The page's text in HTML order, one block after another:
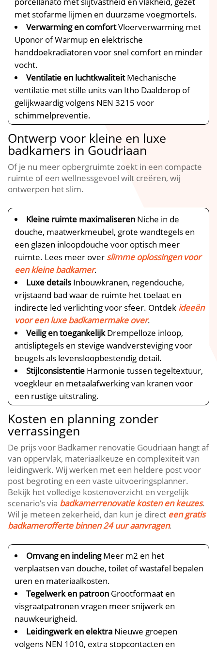
met stofarme lijmen en duurzame voegmortels.​
Verwarming en comfortVloerverwarming met
Uponor of Warmup en elektrische
handdoekradiatoren voor snel comfort en minder
vocht.​
Ventilatie en luchtkwaliteitMechanische
ventilatie met stille units van Itho Daalderop of
gelijkwaardig volgens NEN 3215 voor
schimmelpreventie.​
Ontwerp voor kleine en luxe
badkamers in Goudriaan
Of je nu meer opbergruimte zoekt in een compacte
ruimte of een wellnessgevoel wilt creëren, wij
ontwerpen het slim.​
Kleine ruimte maximaliseren Niche in de
douche, maatwerkmeubel, grote wandtegels en
een glazen inloopdouche voor optisch meer
ruimte.​ Lees meer over slimme oplossingen voor
een kleine badkamer.​
Luxe details Inbouwkranen, regendouche,
vrijstaand bad waar de ruimte het toelaat en
indirecte led verlichting voor sfeer.​ Ontdek ideeën
voor een luxe badkamermake over.​
Veilig en toegankelijkDrempelloze inloop,
antisliptegels en stevige wandversteviging voor
beugels als levensloopbestendig detail.​
Stijlconsistentie Harmonie tussen tegeltextuur,
voegkleur en metaalafwerking van kranen voor
een rustige uitstraling.​
Kosten en planning zonder
verrassingen
De prijs voor Badkamer renovatie Goudriaan hangt af
van oppervlak, materiaalkeuze en complexiteit van
leidingwerk.​ Wij werken met een heldere post voor
post begroting en een vaste uitvoeringsplanner.​
Bekijk het volledige kostenoverzicht en vergelijk
scenario’s via badkamerrenovatie kosten en keuzes.​
Wil je meteen zekerheid, dan kun je direct een gratis
badkamerofferte binnen 24 uur aanvragen.​
Omvang en indelingMeer m2 en het
verplaatsen van douche, toilet of wastafel bepalen
uren en materiaalkosten.​
Tegelwerk en patroon Grootformaat en
visgraatpatronen vragen meer snijwerk en
nauwkeurigheid.​
Leidingwerk en elektra Nieuwe groepen
volgens NEN 1010, extra stopcontacten en